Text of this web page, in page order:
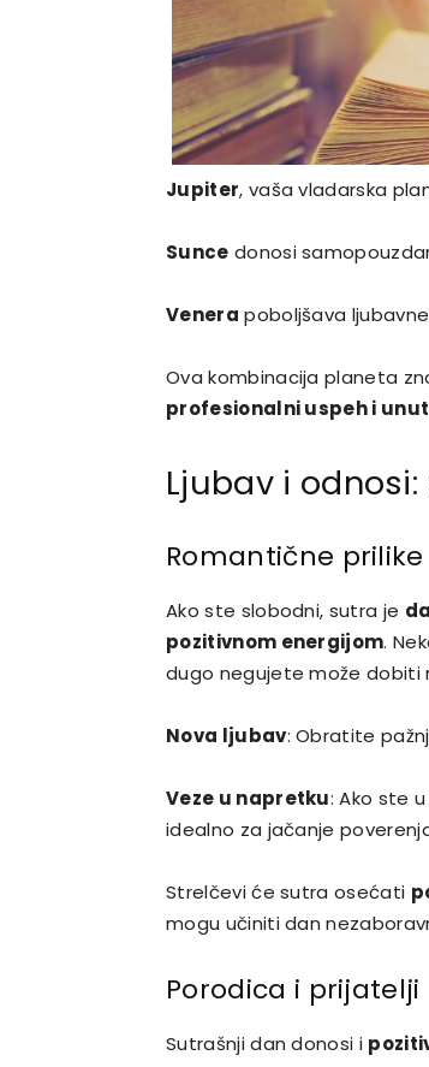
Jupiter, vaša vladarska
Sunce donosi
Venera poboljšava
Ova kombinacija planeta
profesionalni uspeh i
Ljubav i
Romantične prilike
Ako ste slobodni, sutra je
pozitivnom energijom.
dugo negujete može dobiti
Nova ljubav: Obratite
Veze u napretku: Ako ste
idealno za jačanje
Strelčevi će sutra osećati
mogu učiniti dan
Porodica i prijatelji
Sutrašnji dan donosi i